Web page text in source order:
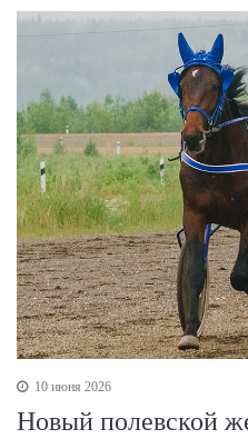
10 июня 2026
Новый полевской